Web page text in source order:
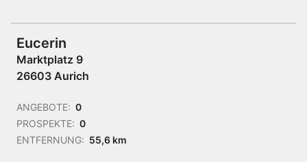
Eucerin
Marktplatz 9
26603 Aurich
ANGEBOTE: 0
PROSPEKTE: 0
ENTFERNUNG: 55,6 km